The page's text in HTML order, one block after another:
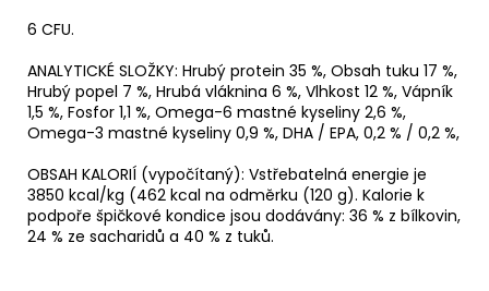
6 CFU.
ANALYTICKÉ SLOŽKY: Hrubý protein 35 %, Obsah tuku 17 %,
Hrubý popel 7 %, Hrubá vláknina 6 %, Vlhkost 12 %, Vápník
1,5 %, Fosfor 1,1 %, Omega-6 mastné kyseliny 2,6 %,
Omega-3 mastné kyseliny 0,9 %, DHA / EPA, 0,2 % / 0,2 %,
OBSAH KALORIÍ (vypočítaný): Vstřebatelná energie je
3850 kcal/kg (462 kcal na odměrku (120 g). Kalorie k
podpoře špičkové kondice jsou dodávány: 36 % z bílkovin,
24 % ze sacharidů a 40 % z tuků.